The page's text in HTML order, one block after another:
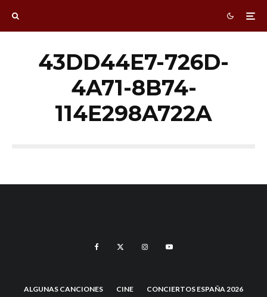
43DD44E7-726D-
4A71-8B74-
114E298A722A
ALGUNAS CANCIONES CINE CONCIERTOS ESPAÑA 2026